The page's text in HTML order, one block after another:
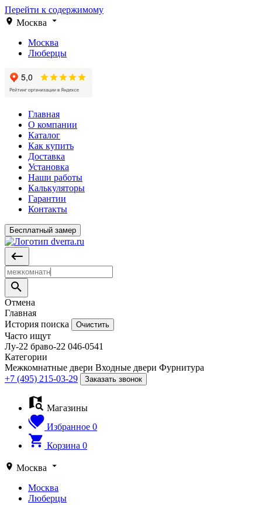
Перейти к содержимому
Москва
Москва
Люберцы
Главная
О компании
Каталог
Как купить
Доставка
Установка
Наши работы
Калькуляторы
Гарантии
Контакты
Бесплатный замер
Отмена
Главная
История поиска
Очистить
Часто ищут
Лу-22 браво-22 046-0541
Категории
Межкомнатные двери Входные двери Фурнитура
+7 (495) 215-03-29
Заказать звонок
Магазины
Избранное 0
Корзина 0
Москва
Москва
Люберцы